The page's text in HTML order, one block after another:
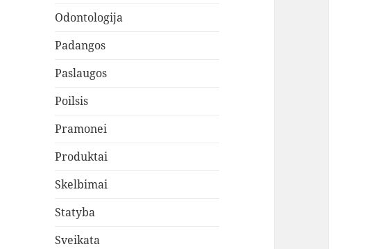
Odontologija
Padangos
Paslaugos
Poilsis
Pramonei
Produktai
Skelbimai
Statyba
Sveikata